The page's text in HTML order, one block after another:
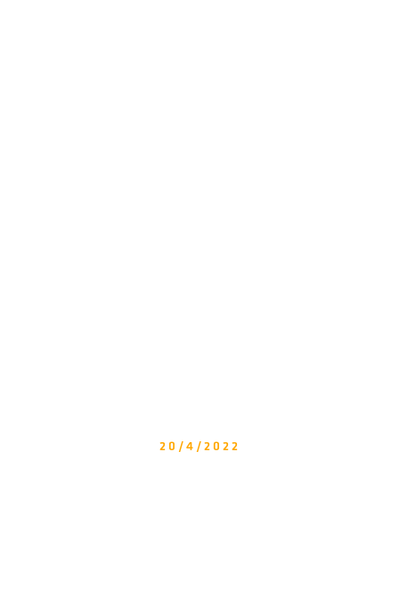
20/4/2022